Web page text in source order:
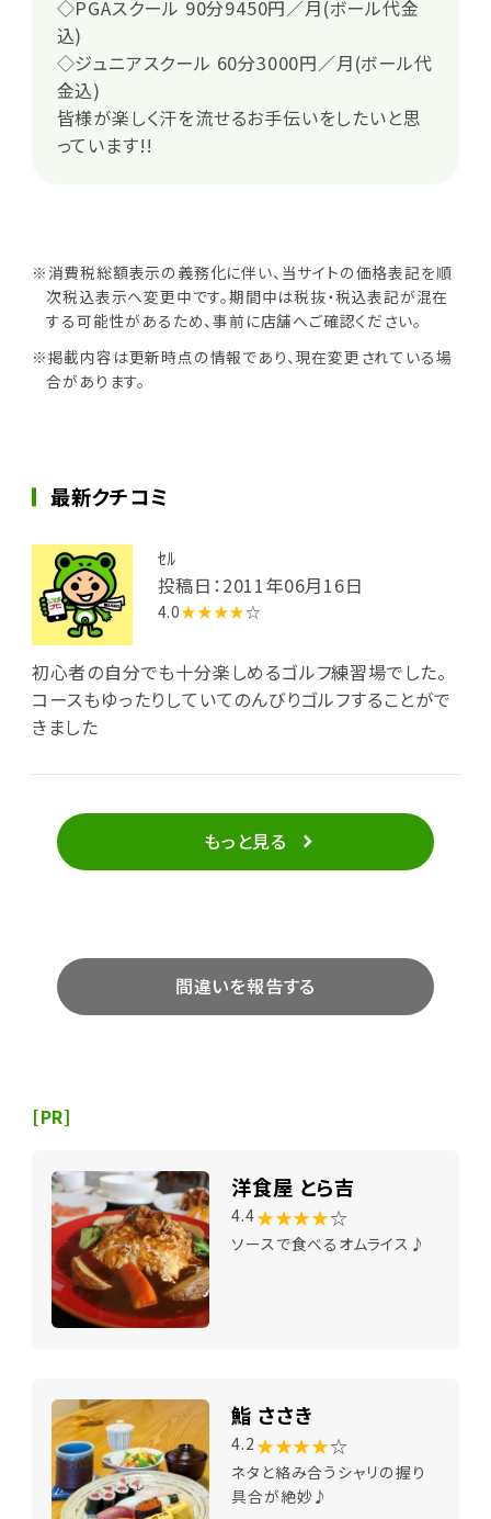
◇PGAスクール 90分9450円／月(ボール代金
込)
◇ジュニアスクール 60分3000円／月(ボール代
金込)
皆様が楽しく汗を流せるお手伝いをしたいと思
っています!!
※消費税総額表示の義務化に伴い、当サイトの価格表記を順
次税込表示へ変更中です。期間中は税抜・税込表記が混在
する可能性があるため、事前に店舗へご確認ください。
※掲載内容は更新時点の情報であり、現在変更されている場
合があります。
最新クチコミ
ｾﾙ
投稿日：2011年06月16日
4.0★★★★☆
初心者の自分でも十分楽しめるゴルフ練習場でした。
コースもゆったりしていてのんびりゴルフすることがで
きました
もっと見る
間違いを報告する
[PR]
洋食屋 とら吉
4.4★★★★☆
ソースで食べるオムライス♪
鮨 ささき
4.2 ★★★★☆
ネタと絡み合うシャリの握り
具合が絶妙♪